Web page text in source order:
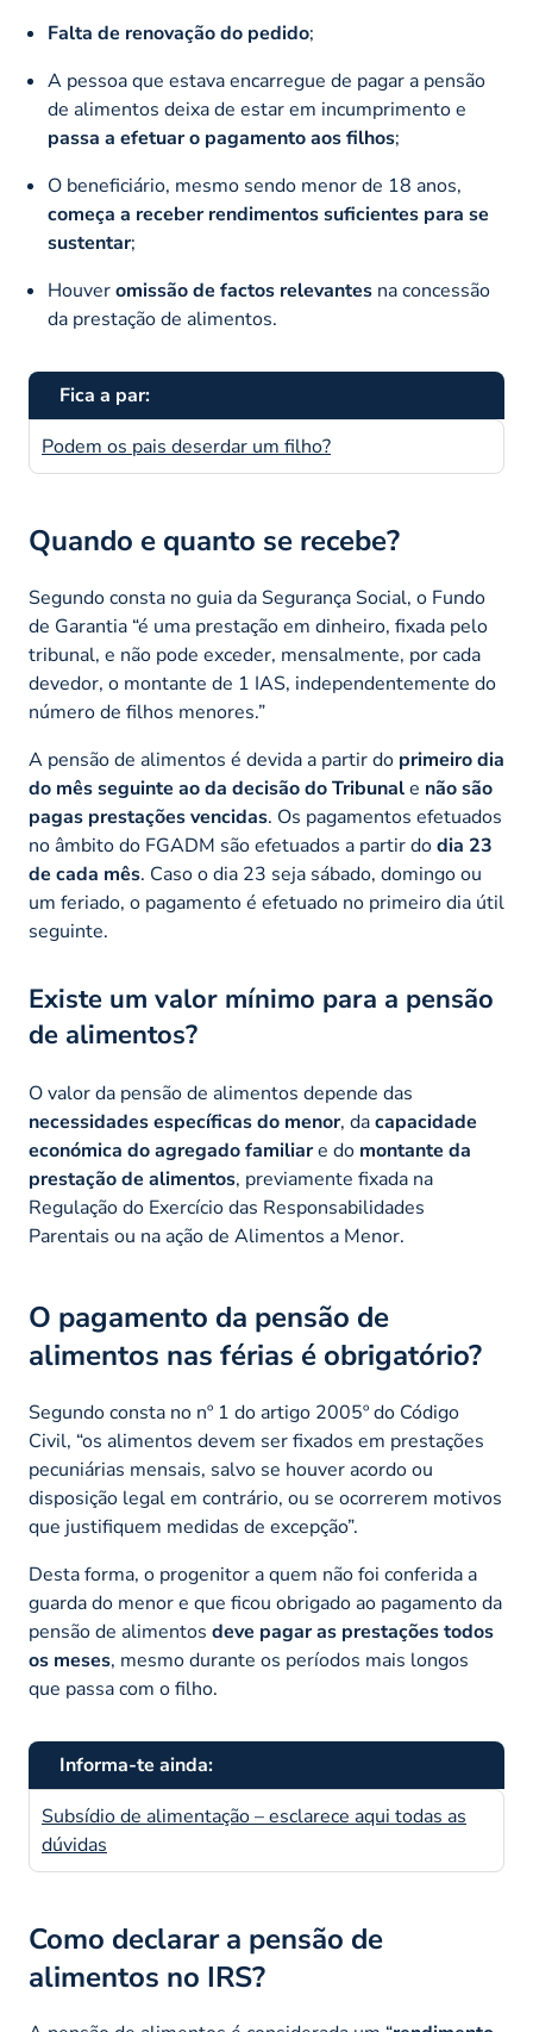
Falta de renovação do pedido;
A pessoa que estava encarregue de pagar a pensão
de alimentos deixa de estar em incumprimento e
passa a efetuar o pagamento aos filhos;
O beneficiário, mesmo sendo menor de 18 anos,
começa a receber rendimentos suficientes para se
sustentar;
Houveromissão de factos relevantes na concessão
da prestação de alimentos.
Fica a par:
Podem os pais deserdar um filho?
Quando e quanto se recebe?
Segundo consta no guia da Segurança Social, o Fundo
de Garantia “é uma prestação em dinheiro, fixada pelo
tribunal, e não pode exceder, mensalmente, por cada
devedor, o montante de 1 IAS, independentemente do
número de filhos menores.”
A pensão de alimentos é devida a partir do primeiro dia
do mês seguinte ao da decisão do Tribunale não são
pagas prestações vencidas. Os pagamentos efetuados
no âmbito do FGADM são efetuados a partir dodia 23
de cada mês. Caso o dia 23 seja sábado, domingo ou
um feriado, o pagamento é efetuado no primeiro dia útil
seguinte.
Existe um valor mínimo para a pensão
de alimentos?
O valor da pensão de alimentos depende das
necessidades específicas do menor, dacapacidade
económica do agregado familiare do montante da
prestação de alimentos, previamente fixada na
Regulação do Exercício das Responsabilidades
Parentais ou na ação de Alimentos a Menor.
O pagamento da pensão de
alimentos nas férias é obrigatório?
Segundo consta no nº 1 do artigo 2005º do Código
Civil, “os alimentos devem ser fixados em prestações
pecuniárias mensais, salvo se houver acordo ou
disposição legal em contrário, ou se ocorrerem motivos
que justifiquem medidas de excepção”.
Desta forma, o progenitor a quem não foi conferida a
guarda do menor e que ficou obrigado ao pagamento da
pensão de alimentos deve pagar as prestações todos
os meses, mesmo durante os períodos mais longos
que passa com o filho.
Informa-te ainda:
Subsídio de alimentação – esclarece aqui todas as
dúvidas
Como declarar a pensão de
alimentos no IRS?